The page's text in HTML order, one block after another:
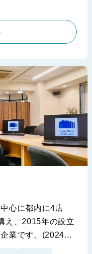
のか
という状況
だきました。利用
上がったとのこと
に課題をお持ちの
内容です
トコーポレーション
心に都内に4店
え、2015年の設立
業です。(2024年